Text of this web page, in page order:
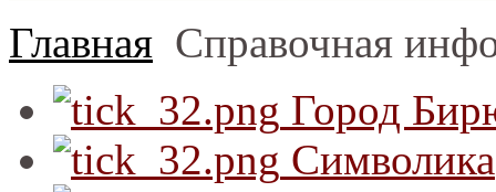
Главная Справочная
Город
Символика